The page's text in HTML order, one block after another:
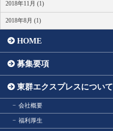
2018年11月 (1)
2018年8月 (1)
HOME
募集要項
東群エクスプレスについて
会社概要
福利厚生